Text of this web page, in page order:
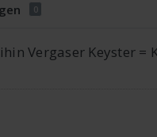
0
Vergaser Keyster =